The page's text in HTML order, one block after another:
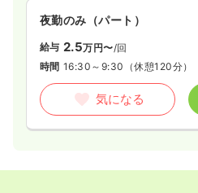
夜勤のみ（パート）
給与 2.5万円〜/回
時間 16:30～9:30 （休憩120分）
気になる